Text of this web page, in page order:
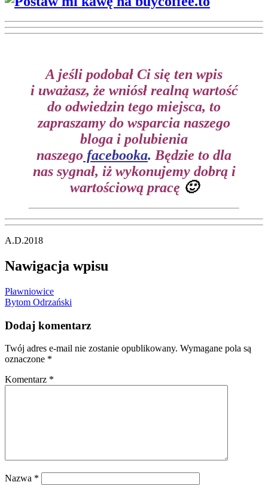
A jeśli podobał Ci się ten wpis
iuważasz, że wniósł realną wartość
do odwiedzin tego miejsca, to
zapraszamy do wsparcia naszego
bloga i polubienia
naszego facebooka.Będzie to dla
nas sygnał, iż wykonujemy dobrą i
wartościową pracę 🙂
A.D.2018
Nawigacja wpisu
Pławniowice
Bytom Odrzański
Dodaj komentarz
Twój adres e-mail nie zostanie opublikowany. Wymagane pola są
oznaczone *
Komentarz *
Nazwa *